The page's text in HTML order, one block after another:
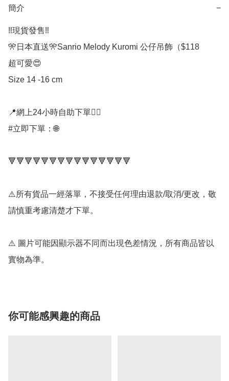
簡介 −
‼️現貨發售‼️
🎌日本直送🎌Sanrio Melody Kuromi 公仔吊飾（$118
超可愛😍
Size 14 -16 cm
📍網上24小時自助下單👍🏻
#立即下單：🌐
🔻🔻🔻🔻🔻🔻🔻🔻🔻🔻🔻🔻🔻🔻🔻
⚠️所有貨品一經落單，不接受任何理由退款/取消/更改，敬
請慎重考慮清楚才下單。
⚠️ 圖片可能因顯示器不同而出現色差情況，所有商品皆以
實物為準。
你可能感興趣的商品